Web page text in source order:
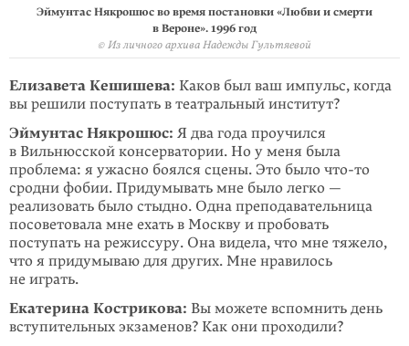
Эймунтас Някрошюс во время постановки «Любви и смерти
в Вероне». 1996 год
© Из личного архива Надежды Гультяевой
Елизавета Кешишева: Каков был ваш импульс, когда
вы решили поступать в театральный институт?
Эймунтас Някрошюс: Я два года проучился
в Вильнюсской консерва­тории. Но у меня была
проблема: я ужасно боялся сцены. Это было что-то
сродни фобии. Придумывать мне было легко —
реализовать было стыдно. Одна преподавательница
посоветовала мне ехать в Москву и пробовать
поступать на режиссуру. Она видела, что мне тяжело,
что я придумываю для других. Мне нравилось
не играть.
Екатерина Кострикова: Вы можете вспомнить день
вступительных экзаме­нов? Как они проходили?